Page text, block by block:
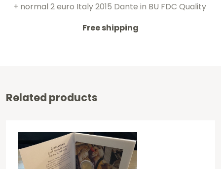
+ normal 2 euro Italy 2015 Dante in BU FDC Quality
Free shipping
Related products